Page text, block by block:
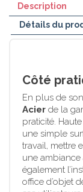
Description
Détails du
Côté
En plus de
Acier de la
praticité.
une simple
travail, mettre
une
également
office d’objet